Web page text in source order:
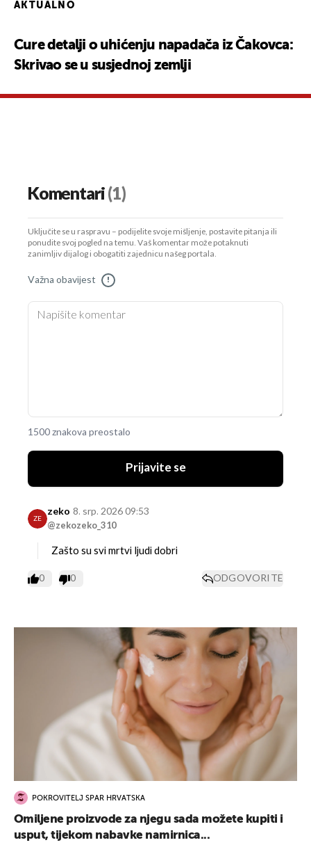
AKTUALNO
Cure detalji o uhićenju napadača iz Čakovca:
Skrivao se u susjednoj zemlji
Komentari(1)
Uključite se u raspravu – podijelite svoje mišljenje, postavite pitanja ili
ponudite svoj pogled na temu. Vaš komentar može potaknuti
zanimljiv dijalog i obogatiti zajednicu našeg portala.
Važna obavijest !
1500 znakova preostalo
Prijavite se
ZE
zeko
@zekozeko_310
8. srp. 2026 09:53
Zašto su svi mrtvi ljudi dobri
0 0 ODGOVORITE
POKROVITELJ SPAR HRVATSKA
Omiljene proizvode za njegu sada možete kupiti i
usput, tijekom nabavke namirnica...